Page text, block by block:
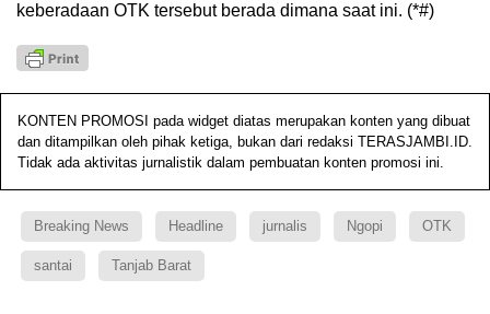
keberadaan OTK tersebut berada dimana saat ini. (*#)
KONTEN PROMOSI pada widget diatas merupakan konten yang dibuat
dan ditampilkan oleh pihak ketiga, bukan dari redaksi TERASJAMBI.ID.
Tidak ada aktivitas jurnalistik dalam pembuatan konten promosi ini.
Breaking News Headline jurnalis Ngopi OTK
santai Tanjab Barat